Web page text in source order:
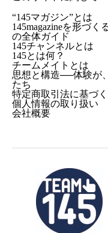
“145マガジン”とは
145magazineを形づ
の全体ガイド
145チャンネルとは
145とは何？
チームメイトとは
思想と構造──体験が
たち
特定商取引法に基づ
個人情報の取り扱い
会社概要